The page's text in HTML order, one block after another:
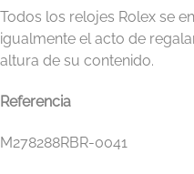
Todos los relojes Rolex se
igualmente el acto de
altura de su contenido.
Referencia
M278288RBR-0041